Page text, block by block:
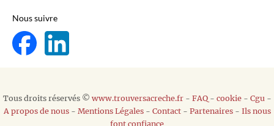
Nous suivre
Tous droits réservés © www.trouversacreche.fr- FAQ- cookie- Cgu -
A propos de nous- Mentions Légales- Contact- Partenaires- Ils nous
font confiance